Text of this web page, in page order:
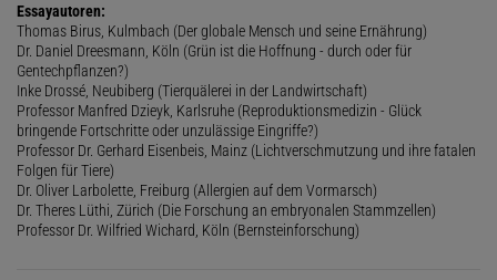
Essayautoren:
Thomas Birus, Kulmbach (Der globale Mensch und seine Ernährung)
Dr. Daniel Dreesmann, Köln (Grün ist die Hoffnung - durch oder für
Gentechpflanzen?)
Inke Drossé, Neubiberg (Tierquälerei in der Landwirtschaft)
Professor Manfred Dzieyk, Karlsruhe (Reproduktionsmedizin - Glück
bringende Fortschritte oder unzulässige Eingriffe?)
Professor Dr. Gerhard Eisenbeis, Mainz (Lichtverschmutzung und ihre fatalen
Folgen für Tiere)
Dr. Oliver Larbolette, Freiburg (Allergien auf dem Vormarsch)
Dr. Theres Lüthi, Zürich (Die Forschung an embryonalen Stammzellen)
Professor Dr. Wilfried Wichard, Köln (Bernsteinforschung)